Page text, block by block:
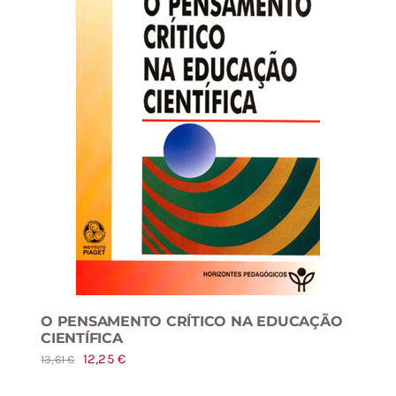
O PENSAMENTO CRÍTICO NA EDUCAÇÃO
CIENTÍFICA
13,61€
O
12,25€O